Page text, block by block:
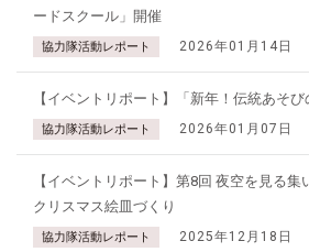
ードスクール」開催
協力隊活動レポート 2026年01月14日
【イベントリポート】「新年！伝統あそび
協力隊活動レポート 2026年01月07日
【イベントリポート】第8回 夜空を見る集
クリスマス絵皿づくり
協力隊活動レポート 2025年12月18日